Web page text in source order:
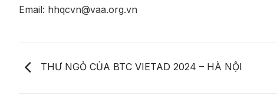
Email: hhqcvn@vaa.org.vn
THƯ NGỎ CỦA BTC VIETAD 2024 – HÀ NỘI